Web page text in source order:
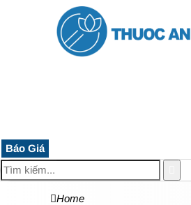
Báo Giá
Home